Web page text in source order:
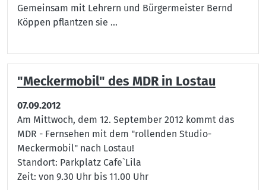
Gemeinsam mit Lehrern und Bürgermeister Bernd
Köppen pflantzen sie ...
"Meckermobil" des MDR in Lostau
07.09.2012
Am Mittwoch, dem 12. September 2012 kommt das
MDR - Fernsehen mit dem "rollenden Studio-
Meckermobil" nach Lostau!
Standort: Parkplatz Cafe`Lila
Zeit: von 9.30 Uhr bis 11.00 Uhr